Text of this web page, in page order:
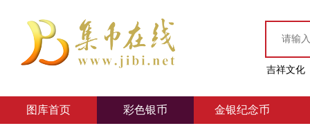
吉祥文化
图库首页 彩色银币 金银纪念币